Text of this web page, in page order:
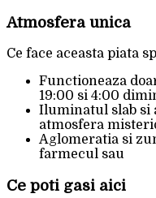
Atmosfera unica
Ce face aceasta piata
Functioneaza
19:00 si 4:00
Iluminatul slab si
atmosfera
Aglomeratia si
farmecul sau
Ce poti gasi aici